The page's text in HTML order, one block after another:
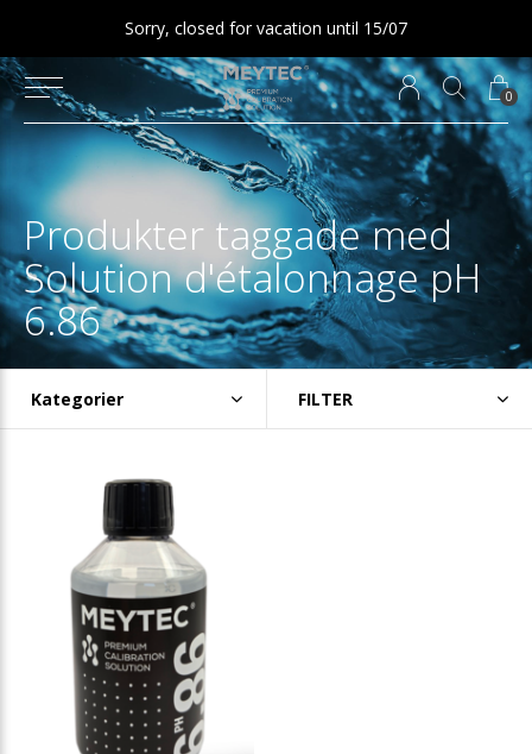
0
Sorry, closed for vacation until 15/07
Produkter taggade med
Solution d'étalonnage pH
6.86
Kategorier FILTER